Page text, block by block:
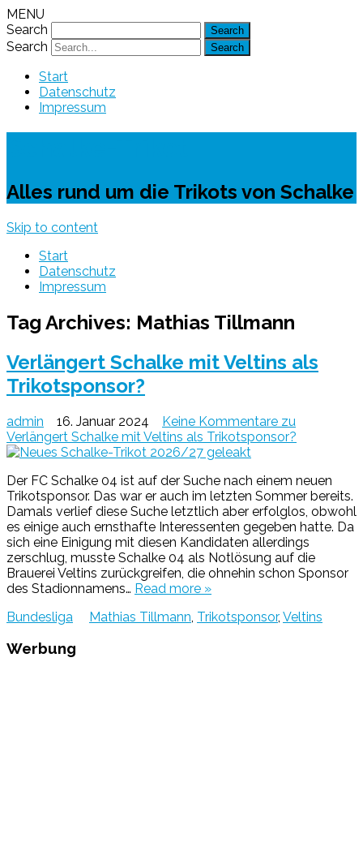
MENU
Search
Search
Start
Datenschutz
Impressum
Alles rund um die Trikots von Schalke
Skip to content
Start
Datenschutz
Impressum
Tag Archives: Mathias Tillmann
Verlängert Schalke mit Veltins als
Trikotsponsor?
admin 16. Januar 2024 Keine Kommentare zu
Verlängert Schalke mit Veltins als Trikotsponsor?
Der FC Schalke 04 ist auf der Suche nach einem neuen
Trikotsponsor. Das war er auch im letzten Sommer bereits.
Damals verlief diese Suche letztlich aber erfolglos, obwohl
es einige auch ernsthafte Interessenten gegeben hatte. Da
sich eine Einigung mit diesen Kandidaten allerdings
zerschlug, musste Schalke 04 als Notlösung auf die
Brauerei Veltins zurückgreifen, die ohnehin schon Sponsor
des Stadionnamens… Read more »
Bundesliga
Mathias Tillmann Trikotsponsor, Veltins
Werbung